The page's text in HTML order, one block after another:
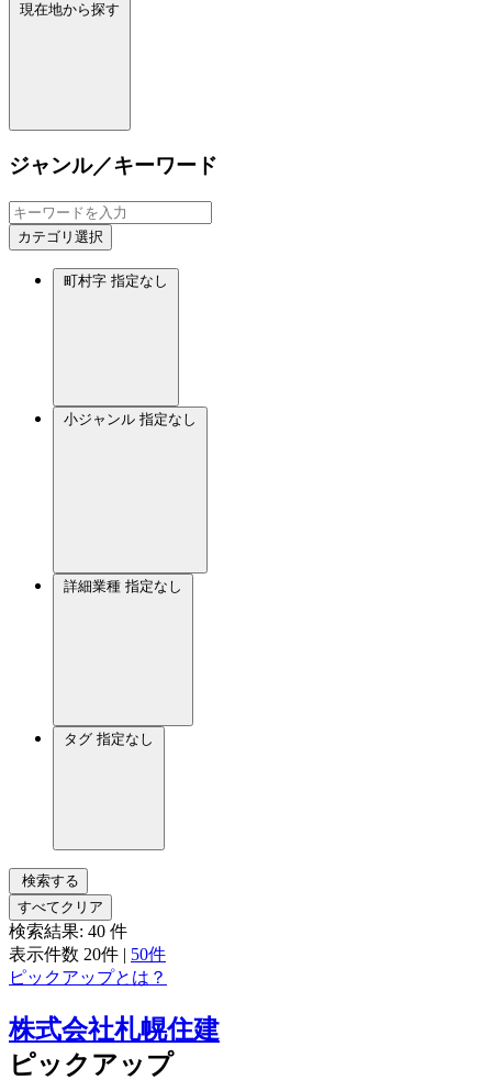
現在地から探す
ジャンル／キーワード
カテゴリ選択
町村字 指定なし
小ジャンル 指定なし
詳細業種 指定なし
タグ 指定なし
検索する
すべてクリア
検索結果: 40 件
表示件数 20件 | 50件
ピックアップとは？
株式会社札幌住建
ピックアップ